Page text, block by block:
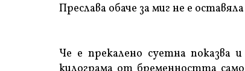
Преслава обаче за миг не е
Че е прекалено суетна показва